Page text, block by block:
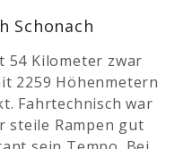
Schonach
54 Kilometer zwar
2259 Höhenmetern
Fahrtechnisch war
steile Rampen gut